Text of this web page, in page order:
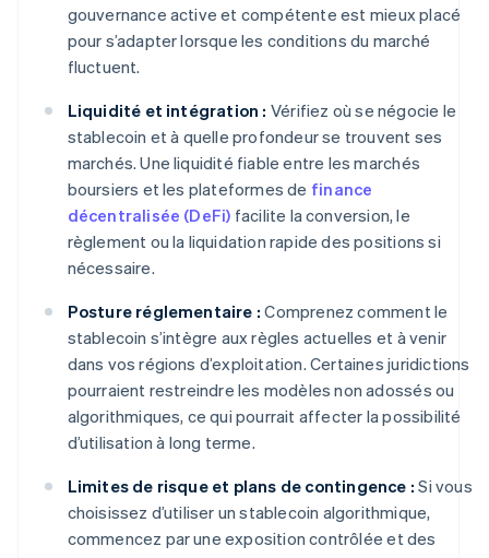
gouvernance active et compétente est mieux placé
pour s’adapter lorsque les conditions du marché
fluctuent.
Liquidité et intégration : Vérifiez où se négocie le
stablecoin et à quelle profondeur se trouvent ses
marchés. Une liquidité fiable entre les marchés
boursiers et les plateformes de finance
décentralisée (DeFi) facilite la conversion, le
règlement ou la liquidation rapide des positions si
nécessaire.
Posture réglementaire : Comprenez comment le
stablecoin s’intègre aux règles actuelles et à venir
dans vos régions d’exploitation. Certaines juridictions
pourraient restreindre les modèles non adossés ou
algorithmiques, ce qui pourrait affecter la possibilité
d’utilisation à long terme.
Limites de risque et plans de contingence : Si vous
choisissez d’utiliser un stablecoin algorithmique,
commencez par une exposition contrôlée et des